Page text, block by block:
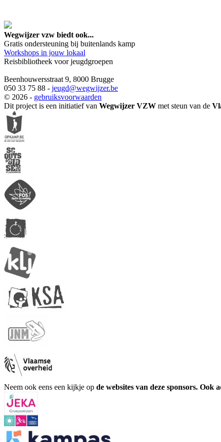
Wegwijzer vzw biedt ook...
Gratis ondersteuning bij buitenlands kamp
Workshops in jouw lokaal
Reisbibliotheek voor jeugdgroepen
Beenhouwersstraat 9, 8000 Brugge
050 33 75 88 - jeugd@wegwijzer.be
© 2026 - gebruiksvoorwaarden
Dit project is een initiatief van Wegwijzer VZW met steun van de
Neem ook eens een kijkje op de websites van deze sponsors. Ook